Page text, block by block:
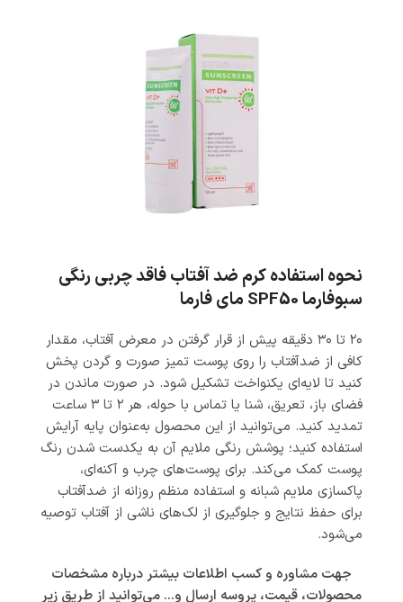
نحوه استفاده کرم ضد آفتاب فاقد چربی رنگی
سبوفارما SPF50 مای فارما
۲۰ تا ۳۰ دقیقه پیش از قرار گرفتن در معرض آفتاب، مقدار
کافی از ضدآفتاب را روی پوست تمیز صورت و گردن پخش
کنید تا لایه‌ای یکنواخت تشکیل شود. در صورت ماندن در
فضای باز، تعریق، شنا یا تماس با حوله، هر ۲ تا ۳ ساعت
تمدید کنید. می‌توانید از این محصول به‌عنوان پایه آرایش
استفاده کنید؛ پوشش رنگی ملایم آن به یکدست شدن رنگ
پوست کمک می‌کند. برای پوست‌های چرب و آکنه‌ای،
پاکسازی ملایم شبانه و استفاده منظم روزانه از ضدآفتاب
برای حفظ نتایج و جلوگیری از لک‌های ناشی از آفتاب توصیه
می‌شود.
جهت مشاوره و کسب اطلاعات بیشتر درباره مشخصات
محصولات، قیمت، پروسه ارسال و… می‌توانید از طریق زیر